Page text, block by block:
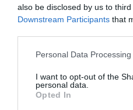
also be disclosed by us to
Downstream Participants that
Please note that this website/
not limited to your visit or
grant or deny consent to
use your data for below
Personal Data
I want to opt-out of the
personal data.
Opted In
Φωτιά στη Σκύρο:
μαρτυρία – Νέες εικόνες
βίντεο
Ξεκινάει τεράστιο έργο
2.425.000€ στην Εύβοια –
Θρήνος στο Χόλιγουντ: